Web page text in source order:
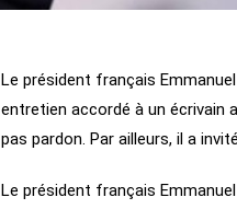
Le président français
entretien accordé à un écrivain
pas pardon. Par ailleurs, il a
Le président français